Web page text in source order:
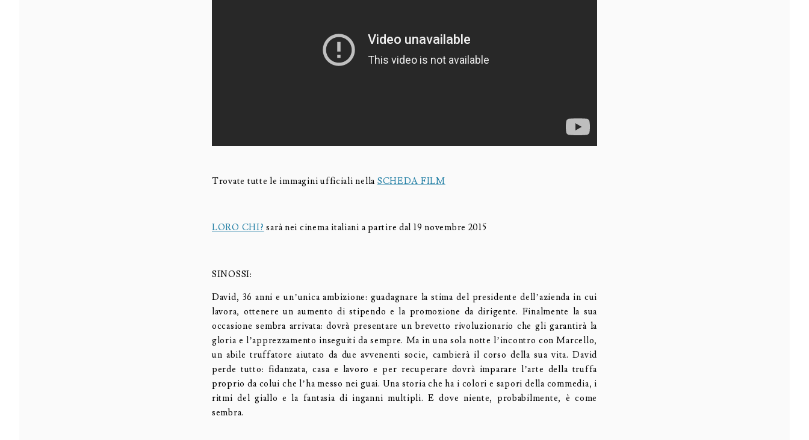
Trovate tutte le immagini ufficiali nella SCHEDA FILM
LORO CHI? sarà nei cinema italiani a partire dal 19 novembre 2015
SINOSSI:
David, 36 anni e un’unica ambizione: guadagnare la stima del presidente dell’azienda in cui
lavora, ottenere un aumento di stipendo e la promozione da dirigente. Finalmente la sua
occasione sembra arrivata: dovrà presentare un brevetto rivoluzionario che gli garantirà la
gloria e l’apprezzamento inseguiti da sempre. Ma in una sola notte l’incontro con Marcello,
un abile truffatore aiutato da due avvenenti socie, cambierà il corso della sua vita. David
perde tutto: fidanzata, casa e lavoro e per recuperare dovrà imparare l’arte della truffa
proprio da colui che l’ha messo nei guai. Una storia che ha i colori e sapori della commedia, i
ritmi del giallo e la fantasia di inganni multipli. E dove niente, probabilmente, è come
sembra.